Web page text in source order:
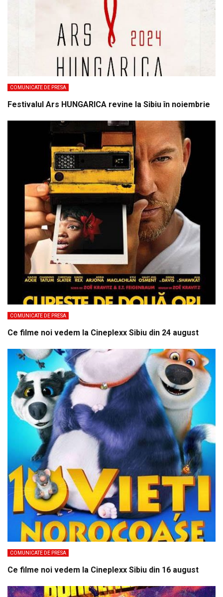
COMUNICATE DE PRESA
Festivalul Ars HUNGARICA revine la Sibiu în noiembrie
COMUNICATE DE PRESA
Ce filme noi vedem la Cineplexx Sibiu din 24 august
COMUNICATE DE PRESA
Ce filme noi vedem la Cineplexx Sibiu din 16 august